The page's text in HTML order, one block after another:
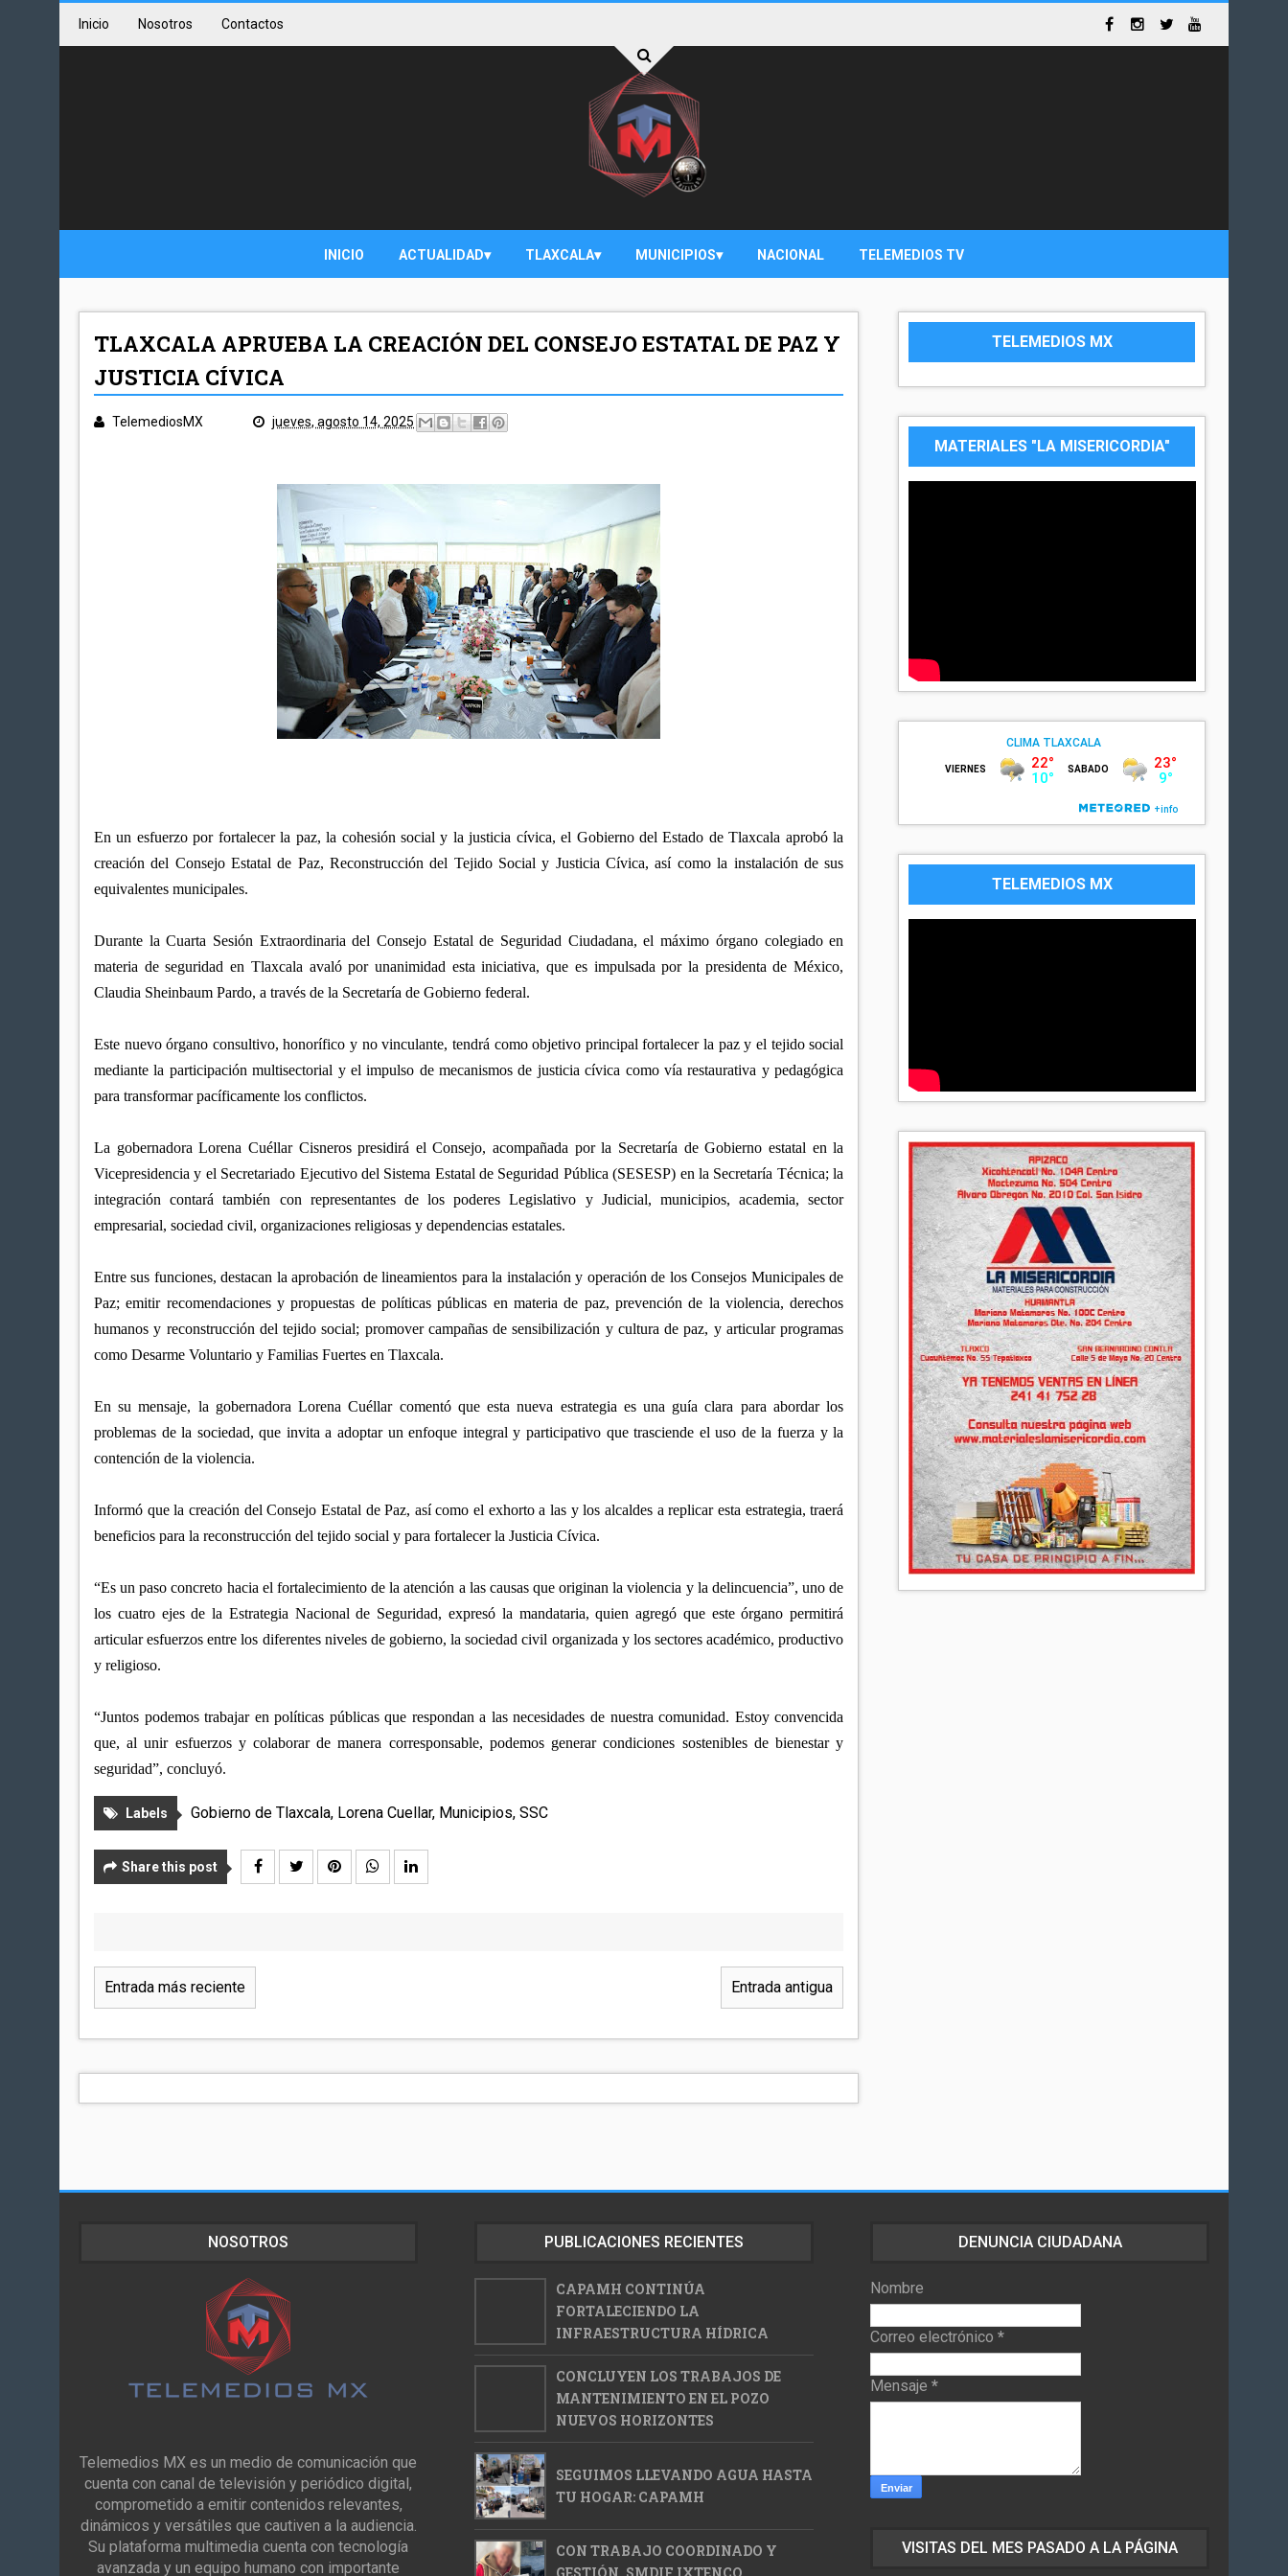
Inicio Nosotros Contactos
INICIO ACTUALIDAD TLAXCALA MUNICIPIOS NACIONAL TELEMEDIOS TV
TLAXCALA APRUEBA LA CREACIÓN DEL CONSEJO ESTATAL DE PAZ Y
JUSTICIA CÍVICA
TelemediosMX jueves, agosto 14, 2025
En un esfuerzo por fortalecer la paz, la cohesión social y la justicia cívica, el Gobierno del Estado de Tlaxcala aprobó la
creación del Consejo Estatal de Paz, Reconstrucción del Tejido Social y Justicia Cívica, así como la instalación de sus
equivalentes municipales.
Durante la Cuarta Sesión Extraordinaria del Consejo Estatal de Seguridad Ciudadana, el máximo órgano colegiado en
materia de seguridad en Tlaxcala avaló por unanimidad esta iniciativa, que es impulsada por la presidenta de México,
Claudia Sheinbaum Pardo, a través de la Secretaría de Gobierno federal.
Este nuevo órgano consultivo, honorífico y no vinculante, tendrá como objetivo principal fortalecer la paz y el tejido social
mediante la participación multisectorial y el impulso de mecanismos de justicia cívica como vía restaurativa y pedagógica
para transformar pacíficamente los conflictos.
La gobernadora Lorena Cuéllar Cisneros presidirá el Consejo, acompañada por la Secretaría de Gobierno estatal en la
Vicepresidencia y el Secretariado Ejecutivo del Sistema Estatal de Seguridad Pública (SESESP) en la Secretaría Técnica; la
integración contará también con representantes de los poderes Legislativo y Judicial, municipios, academia, sector
empresarial, sociedad civil, organizaciones religiosas y dependencias estatales.
Entre sus funciones, destacan la aprobación de lineamientos para la instalación y operación de los Consejos Municipales de
Paz; emitir recomendaciones y propuestas de políticas públicas en materia de paz, prevención de la violencia, derechos
humanos y reconstrucción del tejido social; promover campañas de sensibilización y cultura de paz, y articular programas
como Desarme Voluntario y Familias Fuertes en Tlaxcala.
En su mensaje, la gobernadora Lorena Cuéllar comentó que esta nueva estrategia es una guía clara para abordar los
problemas de la sociedad, que invita a adoptar un enfoque integral y participativo que trasciende el uso de la fuerza y la
contención de la violencia.
Informó que la creación del Consejo Estatal de Paz, así como el exhorto a las y los alcaldes a replicar esta estrategia, traerá
beneficios para la reconstrucción del tejido social y para fortalecer la Justicia Cívica.
“Es un paso concreto hacia el fortalecimiento de la atención a las causas que originan la violencia y la delincuencia”, uno de
los cuatro ejes de la Estrategia Nacional de Seguridad, expresó la mandataria, quien agregó que este órgano permitirá
articular esfuerzos entre los diferentes niveles de gobierno, la sociedad civil organizada y los sectores académico, productivo
y religioso.
“Juntos podemos trabajar en políticas públicas que respondan a las necesidades de nuestra comunidad. Estoy convencida
que, al unir esfuerzos y colaborar de manera corresponsable, podemos generar condiciones sostenibles de bienestar y
seguridad”, concluyó.
Labels Gobierno de Tlaxcala, Lorena Cuellar, Municipios, SSC
Share this post
Entrada más reciente Entrada antigua
TELEMEDIOS MX
MATERIALES "LA MISERICORDIA"
TELEMEDIOS MX
NOSOTROS
Telemedios MX es un medio de comunicación que
cuenta con canal de televisión y periódico digital,
comprometido a emitir contenidos relevantes,
dinámicos y versátiles que cautiven a la audiencia.
Su plataforma multimedia cuenta con tecnología
avanzada y un equipo humano con importante
PUBLICACIONES RECIENTES
CAPAMH CONTINÚA
FORTALECIENDO LA
INFRAESTRUCTURA HÍDRICA
CONCLUYEN LOS TRABAJOS DE
MANTENIMIENTO EN EL POZO
NUEVOS HORIZONTES
SEGUIMOS LLEVANDO AGUA HASTA
TU HOGAR: CAPAMH
CON TRABAJO COORDINADO Y
DENUNCIA CIUDADANA
Nombre
Correo electrónico *
Mensaje *
VISITAS DEL MES PASADO A LA PÁGINA